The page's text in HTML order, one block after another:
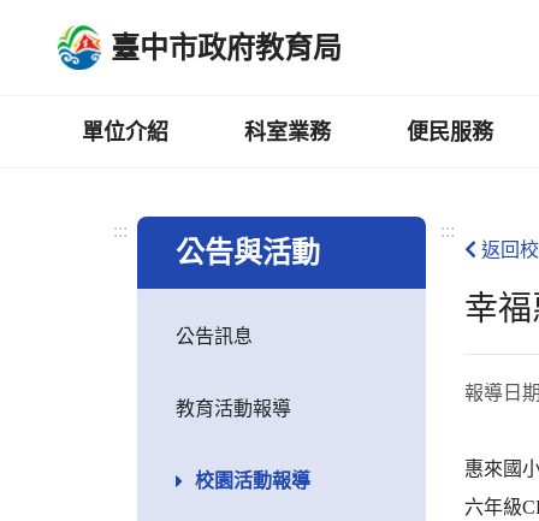
臺中市政府教育局
單位介紹 科室業務 便民服務
:::
公告與活動
公告訊息
教育活動報導
校園活動報導
:::
返回
幸
報導日
惠來國
六年級